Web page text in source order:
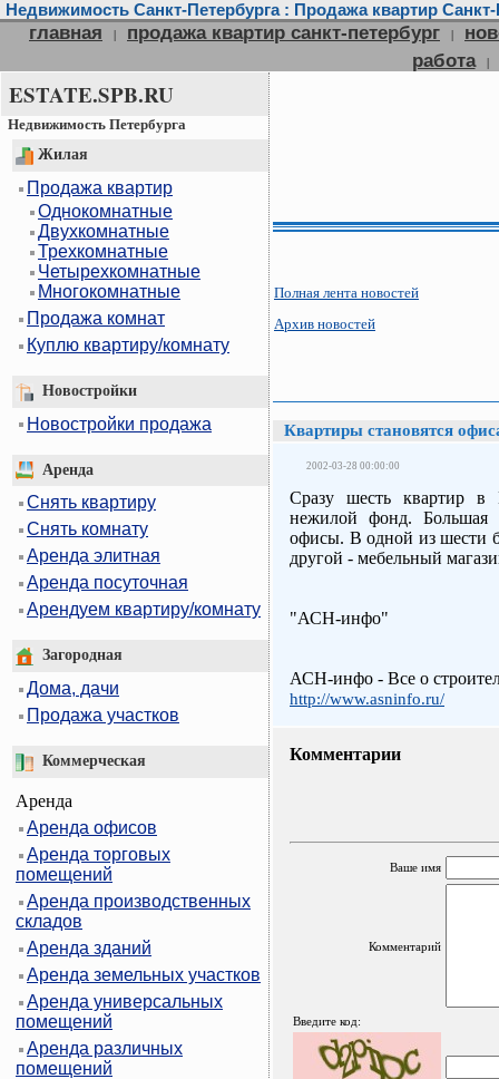
Недвижимость Санкт-Петербурга : Продажа квартир
главная | продажа квартир санкт-петербург |
работа
|
ESTATE.SPB.RU
Недвижимость Петербурга
Жилая
Продажа квартир
Однокомнатные
Двухкомнатные
Трехкомнатные
Четырехкомнатные
Многокомнатные
Продажа комнат
Куплю квартиру/комнату
Новостройки
Новостройки продажа
Аренда
Снять квартиру
Снять комнату
Аренда элитная
Аренда посуточная
Арендуем квартиру/комнату
Загородная
Дома, дачи
Продажа участков
Коммерческая
Аренда
Аренда офисов
Аренда торговых
помещений
Аренда производственных
складов
Аренда зданий
Аренда земельных участков
Аренда универсальных
помещений
Аренда различных
помещений
Полная лента новостей
Архив новостей
Квартиры становятся
2002-03-28 00:00:00
Сразу шесть квартир в
нежилой фонд. Большая
офисы. В одной из шести
другой - мебельный
"АСН-инфо"
АСН-инфо - Все о
http://www.asninfo.ru/
Комментарии
Ваше имя
Комментарий
Введите код: